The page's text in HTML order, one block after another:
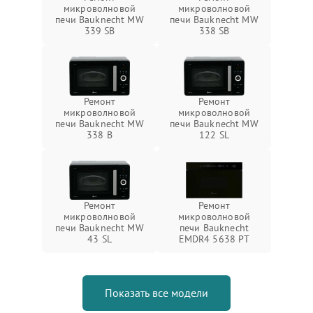
микроволновой
печи Bauknecht MW
339 SB
микроволновой
печи Bauknecht MW
338 SB
Ремонт
микроволновой
печи Bauknecht MW
338 B
Ремонт
микроволновой
печи Bauknecht MW
122 SL
Ремонт
микроволновой
печи Bauknecht MW
43 SL
Ремонт
микроволновой
печи Bauknecht
EMDR4 5638 PT
Показать все модели